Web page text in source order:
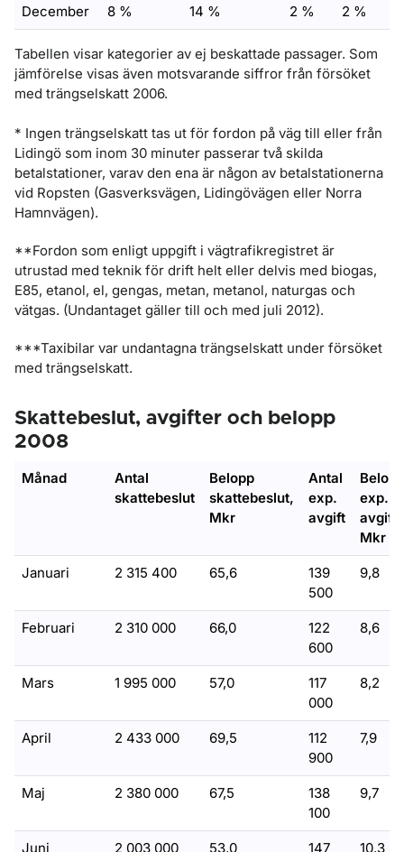
December 8 % 14 % 2 % 2 %
Tabellen visar kategorier av ej beskattade passager. Som
jämförelse visas även motsvarande siffror från försöket
med trängselskatt 2006.
* Ingen trängselskatt tas ut för fordon på väg till eller från
Lidingö som inom 30 minuter passerar två skilda
betalstationer, varav den ena är någon av betalstationerna
vid Ropsten (Gasverksvägen, Lidingövägen eller Norra
Hamnvägen).
**Fordon som enligt uppgift i vägtrafikregistret är
utrustad med teknik för drift helt eller delvis med biogas,
E85, etanol, el, gengas, metan, metanol, naturgas och
vätgas. (Undantaget gäller till och med juli 2012).
***Taxibilar var undantagna trängselskatt under försöket
med trängselskatt.
Skattebeslut, avgifter och belopp
2008
Månad
Antal
skattebeslut
Belopp
skattebeslut,
Mkr
Antal
exp.
avgift
Belopp
exp.
avgift,
Mkr
Januari 2 315 400 65,6
139
500
9,8
Februari 2 310 000 66,0
122
600
8,6
Mars 1 995 000 57,0
117
000
8,2
April 2 433 000 69,5
112
900
7,9
Maj 2 380 000 67,5
138
100
9,7
Juni 2 003 000 53,0 147 10,3